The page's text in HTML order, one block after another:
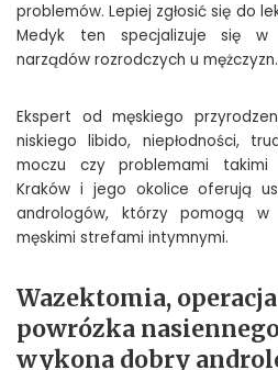
problemów. Lepiej zgłosić się do
Medyk ten specjalizuje się w
narządów rozrodczych u mężczyzn.
Ekspert od męskiego
niskiego libido, niepłodności,
moczu czy problemami takimi
Kraków i jego okolice oferują
andrologów, którzy pomogą w
męskimi strefami intymnymi.
Wazektomia,
powrózka
wykona dobry